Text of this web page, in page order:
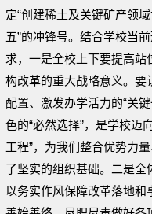
定“创建稀土及关键矿产领
五”的冲锋号。结合学校当
求，一是全校上下要提高
构改革的重大战略意义。要
配置、激发办学活力的“关
色的“必然选择”，是学校迈
工程”，为我们整合优势力
了坚实的组织基础。二是全
以务实作风保障改革落地和